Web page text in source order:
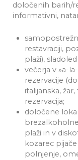
določenih barih/
informativni,
restavraciji,
plaži),
večerja v »a-
rezervacije
italijanska,
rezervacija;
določene
plaži in v
kozarec
polnjenje,